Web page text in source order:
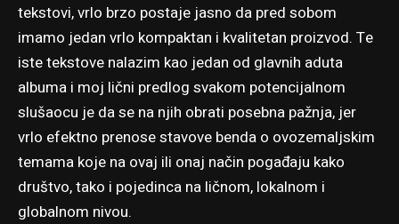
tekstovi, vrlo brzo postaje jasno da pred sobom
imamo jedan vrlo kompaktan i kvalitetan proizvod. Te
iste tekstove nalazim kao jedan od glavnih aduta
albuma i moj lični predlog svakom potencijalnom
slušaocu je da se na njih obrati posebna pažnja, jer
vrlo efektno prenose stavove benda o ovozemaljskim
temama koje na ovaj ili onaj način pogađaju kako
društvo, tako i pojedinca na ličnom, lokalnom i
globalnom nivou.